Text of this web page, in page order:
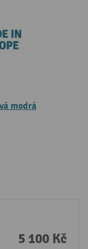
modrá
5 100 Kč